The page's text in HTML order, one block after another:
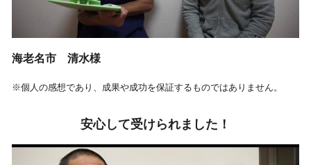
海老名市 清水様
※個人の感想であり、成果や成功を保証するものではありません。
安心して受けられました！